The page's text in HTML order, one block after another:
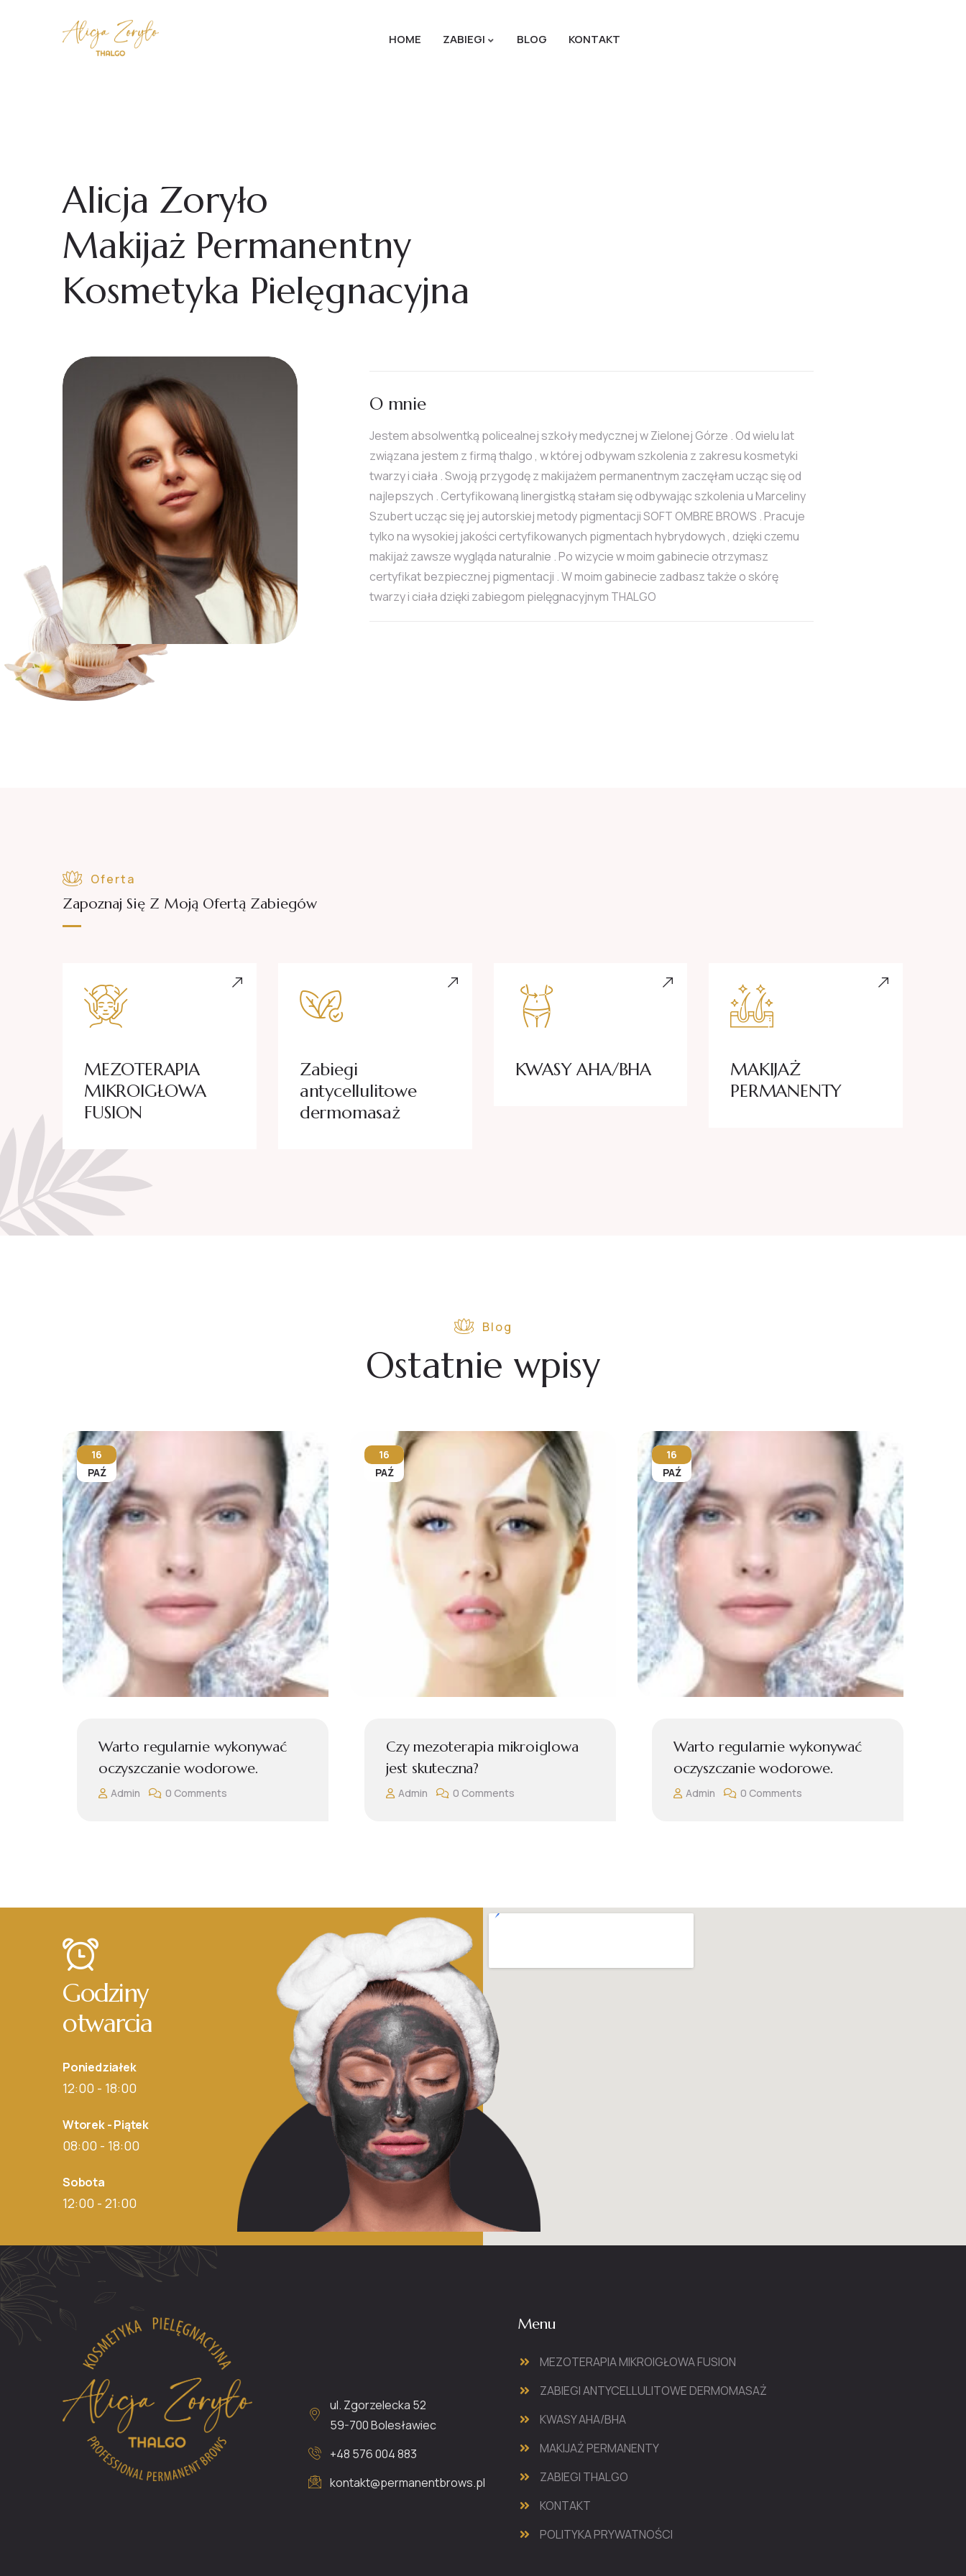
HOME ZABIEGI BLOG KONTAKT
Alicja Zoryło
Makijaż Permanentny
Kosmetyka Pielęgnacyjna
O mnie
Jestem absolwentką policealnej szkoły medycznej w Zielonej Górze . Od wielu lat
związana jestem z firmą thalgo , w której odbywam szkolenia z zakresu kosmetyki
twarzy i ciała . Swoją przygodę z makijażem permanentnym zaczęłam ucząc się od
najlepszych . Certyfikowaną linergistką stałam się odbywając szkolenia u Marceliny
Szubert ucząc się jej autorskiej metody pigmentacji SOFT OMBRE BROWS . Pracuje
tylko na wysokiej jakości certyfikowanych pigmentach hybrydowych , dzięki czemu
makijaż zawsze wygląda naturalnie . Po wizycie w moim gabinecie otrzymasz
certyfikat bezpiecznej pigmentacji . W moim gabinecie zadbasz także o skórę
twarzy i ciała dzięki zabiegom pielęgnacyjnym THALGO
Oferta
Zapoznaj Się Z Moją Ofertą Zabiegów
MEZOTERAPIA
MIKROIGŁOWA
FUSION
Zabiegi
antycellulitowe
dermomasaż
KWASY AHA/BHA
MAKIJAŻ
PERMANENTY
Blog
Ostatnie wpisy
16
PAŹ
Czy mezoterapia mikroiglowa
jest skuteczna?
Admin 0 Comments
16
PAŹ
Warto regularnie wykonywać
oczyszczanie wodorowe.
Admin 0 Comments
16
PAŹ
Czy mezoterapia mikroiglowa
jest skuteczna?
Admin 0 Comments
Godziny
otwarcia
Poniedziałek
12:00 - 18:00
Wtorek - Piątek
08:00 - 18:00
Sobota
12:00 - 21:00
ul. Zgorzelecka 52
59-700 Bolesławiec
+48 576 004 883
kontakt@permanentbrows.pl
Menu
MEZOTERAPIA MIKROIGŁOWA FUSION
ZABIEGI ANTYCELLULITOWE DERMOMASAŻ
KWASY AHA/BHA
MAKIJAŻ PERMANENTY
ZABIEGI THALGO
KONTAKT
POLITYKA PRYWATNOŚCI